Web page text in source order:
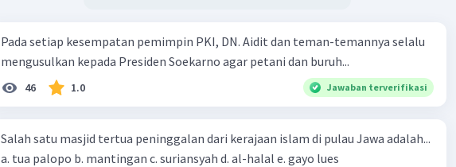
Pada setiap kesempatan pemimpin PKI, DN. Aidit dan teman-temannya selalu
mengusulkan kepada Presiden Soekarno agar petani dan buruh...
46 1.0 Jawaban terverifikasi
Salah satu masjid tertua peninggalan dari kerajaan islam di pulau Jawa adalah...
a. tua palopo b. mantingan c. suriansyah d. al-halal e. gayo lues